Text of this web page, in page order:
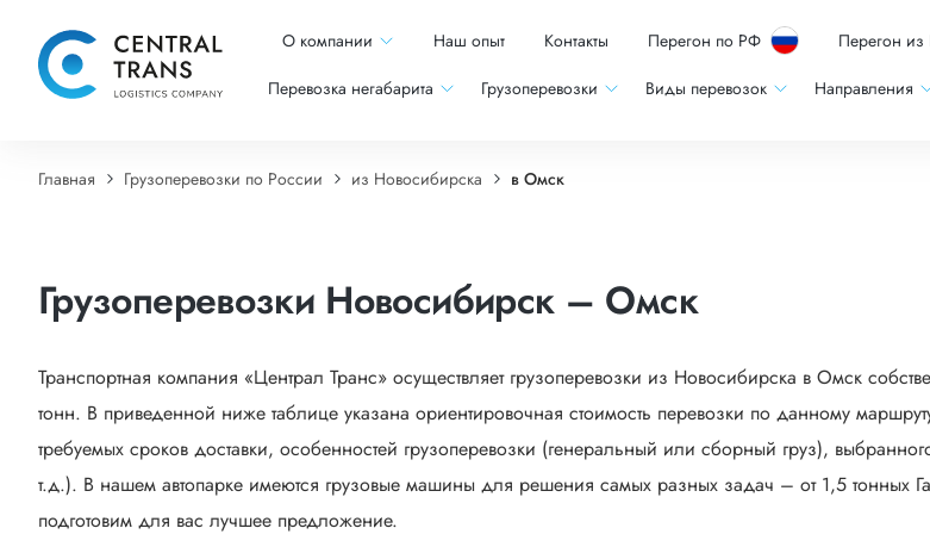
О компании Наш опыт Контакты Перегон по РФ Перегон из
Перевозка негабарита Грузоперевозки Виды перевозок Направления
Главная Грузоперевозки по России из Новосибирска в Омск
Грузоперевозки Новосибирск – Омск
Транспортная компания «Централ Транс» осуществляет грузоперевозки из Новосибирска в Омск
тонн. В приведенной ниже таблице указана ориентировочная стоимость перевозки по данному
требуемых сроков доставки, особенностей грузоперевозки (генеральный или сборный груз),
т.д.). В нашем автопарке имеются грузовые машины для решения самых разных задач – от 1,5 тонных
подготовим для вас лучшее предложение.